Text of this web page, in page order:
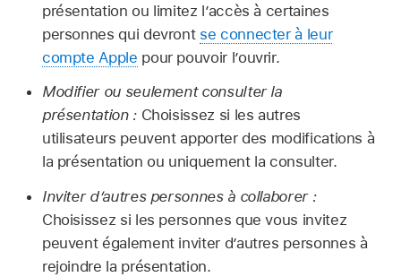
présentation ou limitez l’accès à certaines
personnes qui devront se connecter à leur
compte Apple pour pouvoir l’ouvrir.
Modifier ou seulement consulter la
présentation : Choisissez si les autres
utilisateurs peuvent apporter des modifications à
la présentation ou uniquement la consulter.
Inviter d’autres personnes à collaborer :
Choisissez si les personnes que vous invitez
peuvent également inviter d’autres personnes à
rejoindre la présentation.